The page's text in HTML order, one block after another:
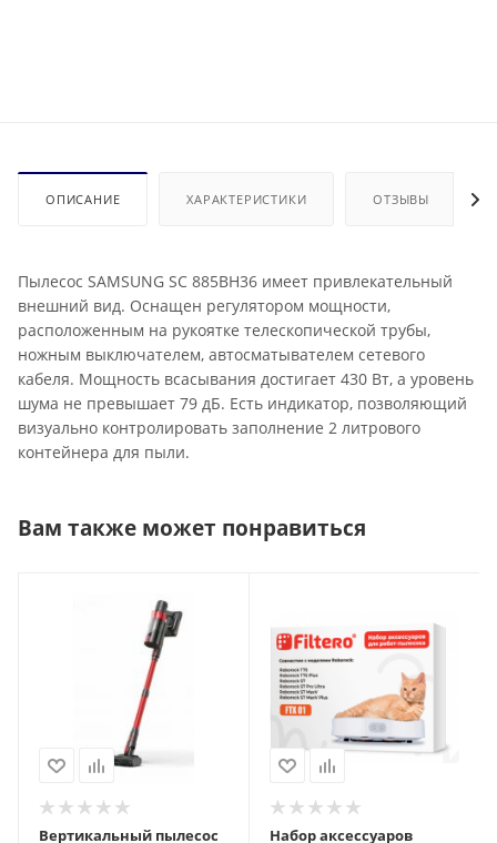
ОПИСАНИЕ ХАРАКТЕРИСТИКИ ОТЗЫВЫ
Пылесос SAMSUNG SC 885BH36 имеет привлекательный
внешний вид. Оснащен регулятором мощности,
расположенным на рукоятке телескопической трубы,
ножным выключателем, автосматывателем сетевого
кабеля. Мощность всасывания достигает 430 Вт, а уровень
шума не превышает 79 дБ. Есть индикатор, позволяющий
визуально контролировать заполнение 2 литрового
контейнера для пыли.
Вам также может понравиться
Вертикальный пылесос
Набор аксессуаров